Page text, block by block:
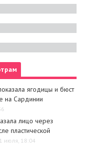
ягодицы и бюст
на Сардинии
лицо через
пластической
июля, 18:04